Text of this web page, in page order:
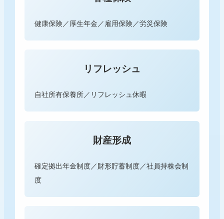
健康保険／厚生年金／雇用保険／労災保険
リフレッシュ
自社所有保養所／リフレッシュ休暇
財産形成
確定拠出年金制度／財形貯蓄制度／社員持株会制
度